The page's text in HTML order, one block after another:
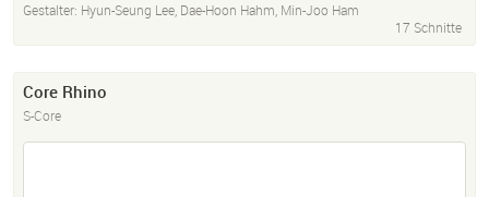
Gestalter: Hyun-Seung Lee, Dae-Hoon Hahm, Min-Joo Ham
17 Schnitte
Core Rhino
S-Core